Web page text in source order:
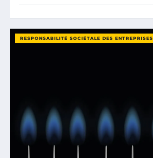
RESPONSABILITÉ SOCIÉTALE DES ENTREPRISES